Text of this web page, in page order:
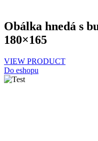
Obálka hnedá s
180×165
VIEW PRODUCT
Do eshopu